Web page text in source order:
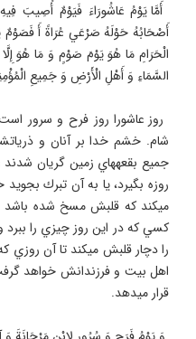
أَمَّا يَوْمُ عَاشُورَاءَ فَيَوْمٌ أُصِيبَ
أَصْحَابُهُ حَوْلَهُ صَرْعَي عُرَاةً أَ
الْحَرَامِ مَا هُوَ يَوْمَ صَوْمٍ وَ مَا هُوَ
روز عاشورا روز فرح و سرور
شام. خشم خدا بر آنان و
جميع بقعه‏هاي زمين گريان شدند
روزه بگيرد، يا به آن تبرك
ميكند كه قلبش مسخ شده باشد
كسي كه در اين روز چيزي را
را دچار قلبش ميكند تا آن روزي
اهل بيت و فرزندانش خواهد